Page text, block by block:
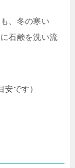
、冬の寒い
石鹸を洗い流
安です）